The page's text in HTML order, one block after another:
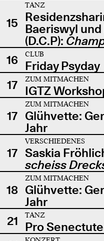
15
TANZ
Baeriswyl
(D.C.P):
16
CLUB
Friday Psyday
17
ZUM MITMACHEN
IGTZ
17
ZUM MITMACHEN
Glühvette:
Jahr
17
VERSCHIEDENES
Saskia
scheiss
18
ZUM MITMACHEN
Glühvette:
Jahr
21
TANZ
Pro